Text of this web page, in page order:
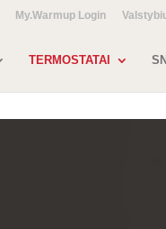
My.Warmup Login
TERMOSTATAI